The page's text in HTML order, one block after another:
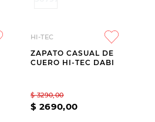
HI-TEC
ZAPATO CASUAL DE
CUERO HI-TEC DABI
$ 3290,00
$ 2690,00